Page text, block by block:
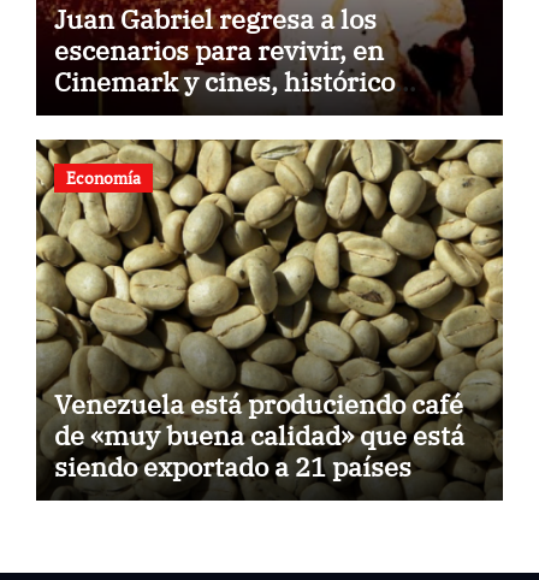
Juan Gabriel regresa a los
escenarios para revivir, en
Cinemark y cines, histórico
concierto en Palacio de Bellas
Artes
Economía
Venezuela está produciendo café
de «muy buena calidad» que está
siendo exportado a 21 países